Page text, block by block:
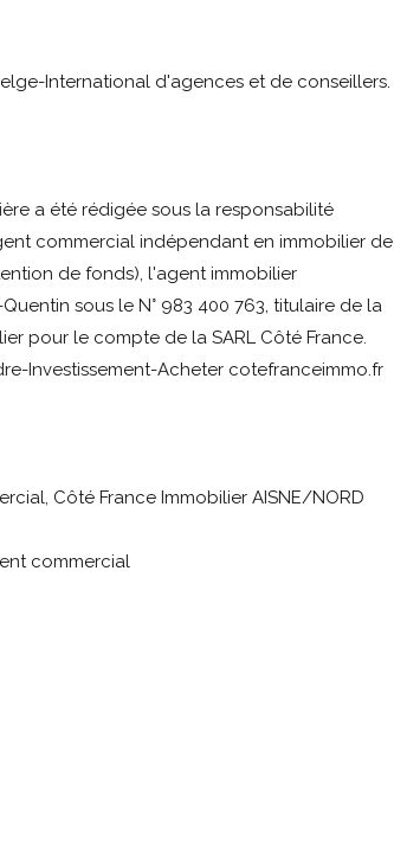
International d'agences et de conseillers.
a été rédigée sous la responsabilité
commercial indépendant en immobilier de
de fonds), l'agent immobilier
sous le N° 983 400 763, titulaire de la
pour le compte de la SARL Côté France.
Investissement-Acheter cotefranceimmo.fr
Côté France Immobilier AISNE/NORD
commercial